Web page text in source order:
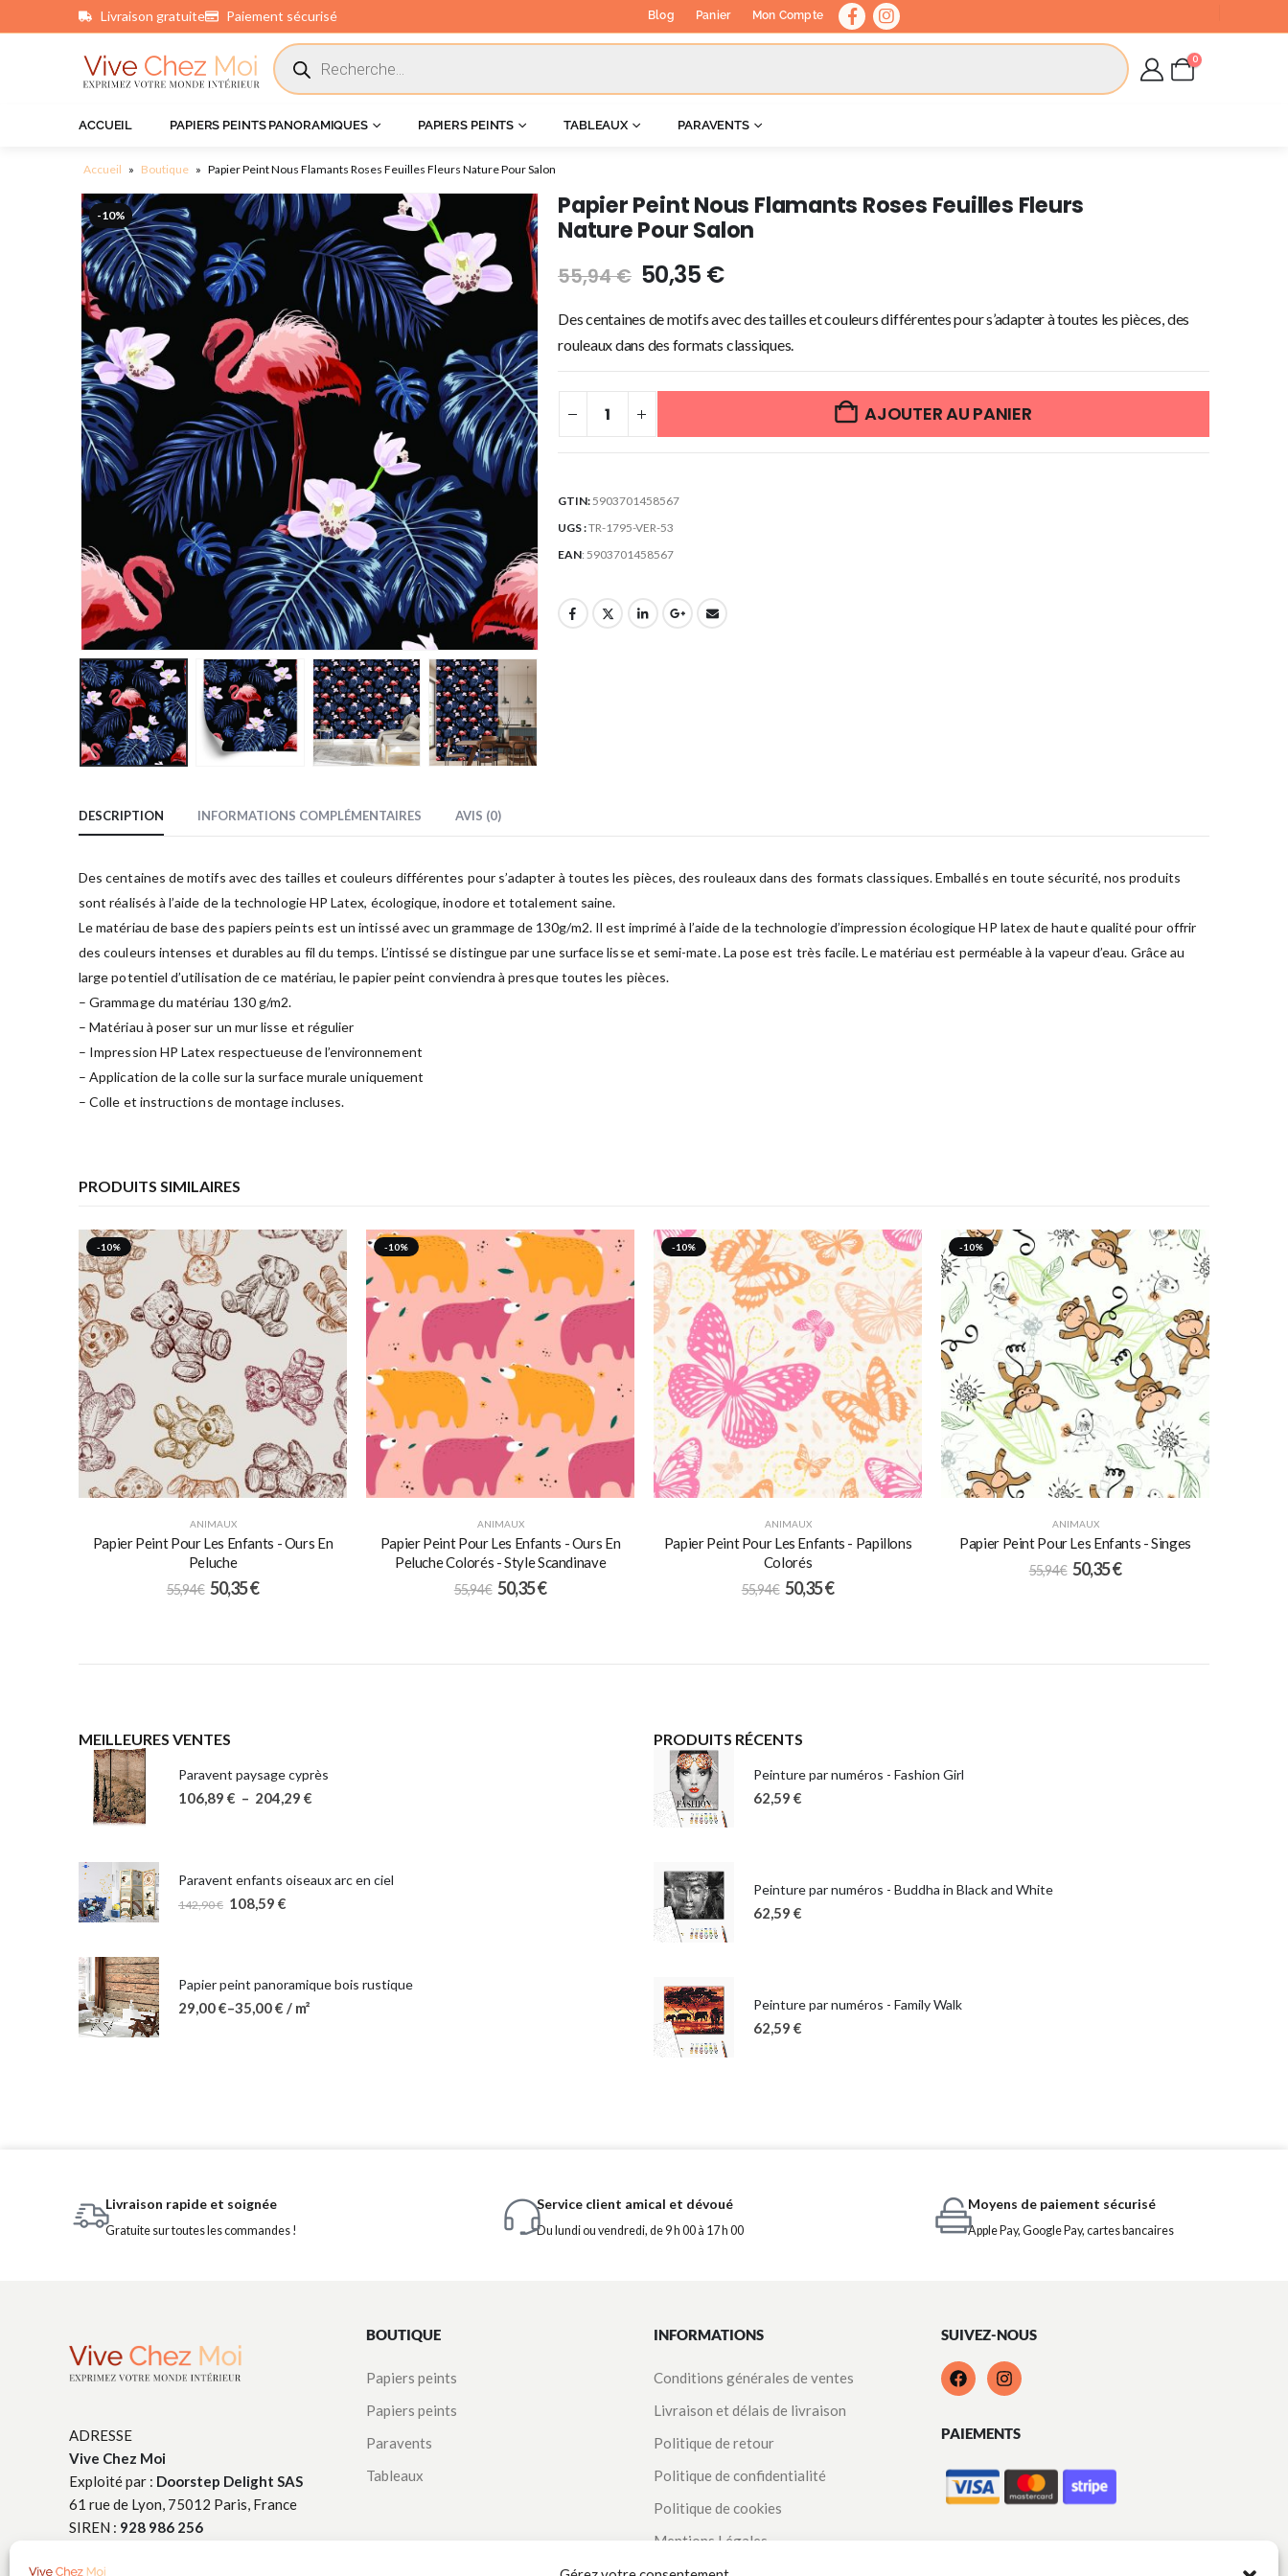
Livraison gratuite Paiement sécurisé Blog Panier Mon Compte
0
ACCUEIL PAPIERS PEINTS PANORAMIQUES PAPIERS PEINTS TABLEAUX PARAVENTS
Accueil » Boutique » Papier Peint Nous Flamants Roses Feuilles Fleurs Nature Pour Salon
-10%
Papier Peint Nous Flamants Roses Feuilles Fleurs
Nature Pour Salon
55,94€ 50,35 €
Des centaines de motifs avec des tailles et couleurs différentes pour s’adapter à toutes les pièces, des
rouleaux dans des formats classiques.
AJOUTER AU PANIER
GTIN: 5903701458567
UGS :TR-1795-VER-53
EAN: 5903701458567
DESCRIPTION INFORMATIONS COMPLÉMENTAIRES AVIS (0)
Des centaines de motifs avec des tailles et couleurs différentes pour s’adapter à toutes les pièces, des rouleaux dans des formats classiques. Emballés en toute sécurité, nos produits
sont réalisés à l’aide de la technologie HP Latex, écologique, inodore et totalement saine.
Le matériau de base des papiers peints est un intissé avec un grammage de 130g/m2. Il est imprimé à l’aide de la technologie d’impression écologique HP latex de haute qualité pour offrir
des couleurs intenses et durables au fil du temps. L’intissé se distingue par une surface lisse et semi-mate. La pose est très facile. Le matériau est perméable à la vapeur d’eau. Grâce au
large potentiel d’utilisation de ce matériau, le papier peint conviendra à presque toutes les pièces.
– Grammage du matériau 130 g/m2.
– Matériau à poser sur un mur lisse et régulier
– Impression HP Latex respectueuse de l’environnement
– Application de la colle sur la surface murale uniquement
– Colle et instructions de montage incluses.
PRODUITS SIMILAIRES
-10%
ANIMAUX
Papier Peint Pour Les Enfants - Ours En
Peluche
55,94€ 50,35€
-10%
ANIMAUX
Papier Peint Pour Les Enfants - Ours En
Peluche Colorés - Style Scandinave
55,94€ 50,35€
-10%
ANIMAUX
Papier Peint Pour Les Enfants - Papillons
Colorés
55,94€ 50,35€
-10%
ANIMAUX
Papier Peint Pour Les Enfants - Singes
55,94€ 50,35€
MEILLEURES VENTES
Paravent paysage cyprès
106,89 € – 204,29 €
Paravent enfants oiseaux arc en ciel
142,90€ 108,59 €
Papier peint panoramique bois rustique
29,00€–35,00€ / m²
PRODUITS RÉCENTS
Peinture par numéros - Fashion Girl
62,59 €
Peinture par numéros - Buddha in Black and White
62,59 €
Peinture par numéros - Family Walk
62,59 €
Livraison rapide et soignée
Gratuite sur toutes les commandes !
Service client amical et dévoué
Du lundi ou vendredi, de 9 h 00 à 17 h 00
Moyens de paiement sécurisé
Apple Pay, Google Pay, cartes bancaires
ADRESSE
Vive Chez Moi
Exploité par : Doorstep Delight SAS
61 rue de Lyon, 75012 Paris, France
SIREN : 928 986 256
BOUTIQUE
Papiers peints
Papiers peints
Paravents
Tableaux
INFORMATIONS
Conditions générales de ventes
Livraison et délais de livraison
Politique de retour
Politique de confidentialité
Politique de cookies
Mentions Légales
SUIVEZ-NOUS
PAIEMENTS